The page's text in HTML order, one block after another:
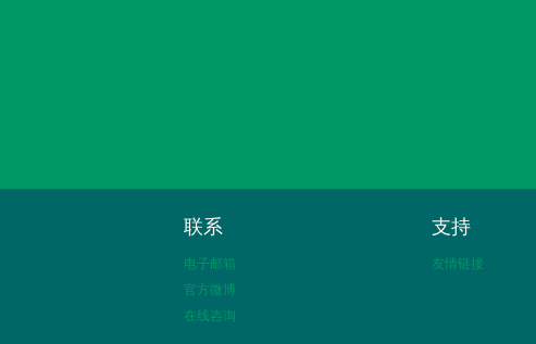
联系
电子邮箱
官方微博
在线咨询
支持
友情链接